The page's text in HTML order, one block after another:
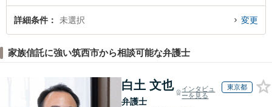
おすすめです。
詳細条件 未選択 変更
家族信託に強い筑西市から相談可能な弁護士
白土 文也
弁護士
インタビュ
ーを見る
東京都